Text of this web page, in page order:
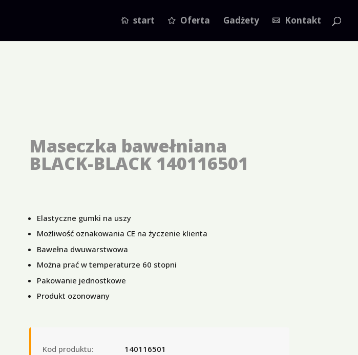
start Oferta Gadżety Kontakt
Maseczka bawełniana
BLACK-BLACK 140116501
Elastyczne gumki na uszy
Możliwość oznakowania CE na życzenie klienta
Bawełna dwuwarstwowa
Można prać w temperaturze 60 stopni
Pakowanie jednostkowe
Produkt ozonowany
Kod produktu:
140116501